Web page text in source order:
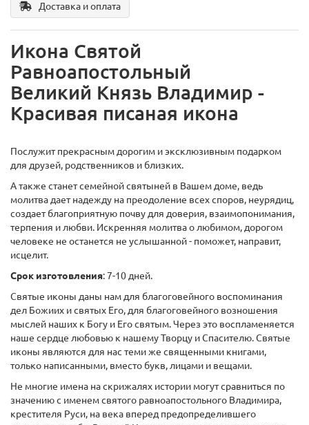
Доставка и оплата
Икона Святой
Равноапостольный
Великий Князь Владимир -
Красивая писаная икона
Послужит прекрасным дорогим и эксклюзивным подарком
для друзей, родственников и близких.
А также станет семейной святыней в Вашем доме, ведь
молитва дает надежду на преодоление всех споров, неурядиц,
создает благоприятную почву для доверия, взаимопонимания,
терпения и любви. Искренняя молитва о любимом, дорогом
человеке не останется не услышанной - поможет, направит,
исцелит.
Срок изготовления: 7-10 дней.
Святые иконы даны нам для благоговейного воспоминания
дел Божиих и святых Его, для благоговейного возношения
мыслей наших к Богу и Его святым. Через это воспламеняется
наше сердце любовью к нашему Творцу и Спасителю. Святые
иконы являются для нас теми же священными книгами,
только написанными, вместо букв, лицами и вещами.
Не многие имена на скрижалях истории могут сравниться по
значению с именем святого равноапостольного Владимира,
крестителя Руси, на века вперед предопределившего